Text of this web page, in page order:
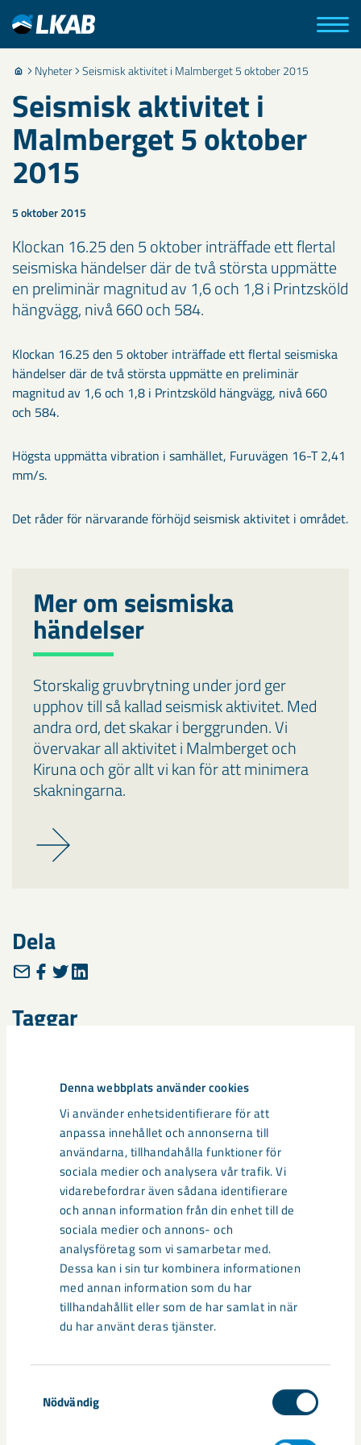
Denna webbplats använder cookies
Vi använder enhetsidentifierare för att
anpassa innehållet och annonserna till
användarna, tillhandahålla funktioner för
sociala medier och analysera vår trafik. Vi
vidarebefordrar även sådana identifierare
och annan information från din enhet till de
sociala medier och annons- och
analysföretag som vi samarbetar med.
Dessa kan i sin tur kombinera informationen
med annan information som du har
tillhandahållit eller som de har samlat in när
du har använt deras tjänster.
Nödvändig
Nyheter Seismisk aktivitet i Malmberget 5 oktober 2015
Seismisk aktivitet i
Malmberget 5 oktober
2015
5 oktober 2015
Klockan 16.25 den 5 oktober inträffade ett flertal
seismiska händelser där de två största uppmätte
en preliminär magnitud av 1,6 och 1,8 i Printzsköld
hängvägg, nivå 660 och 584.
Klockan 16.25 den 5 oktober inträffade ett flertal seismiska
händelser där de två största uppmätte en preliminär
magnitud av 1,6 och 1,8 i Printzsköld hängvägg, nivå 660
och 584.
Högsta uppmätta vibration i samhället, Furuvägen 16-T 2,41
mm/s.
Det råder för närvarande förhöjd seismisk aktivitet i området.
Mer om seismiska
händelser
Storskalig gruvbrytning under jord ger
upphov till så kallad seismisk aktivitet. Med
andra ord, det skakar i berggrunden. Vi
övervakar all aktivitet i Malmberget och
Kiruna och gör allt vi kan för att minimera
skakningarna.
Dela
Taggar
Relaterat innehåll
Så kan humanoida robotar öka